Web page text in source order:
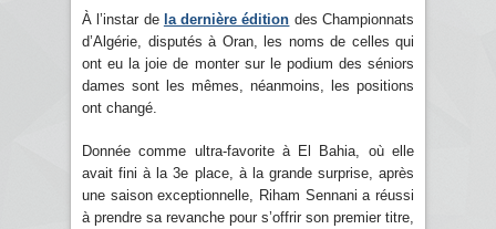
À l’instar de la dernière édition des Championnats
d’Algérie, disputés à Oran, les noms de celles qui
ont eu la joie de monter sur le podium des séniors
dames sont les mêmes, néanmoins, les positions
ont changé.
Donnée comme ultra-favorite à El Bahia, où elle
avait fini à la 3e place, à la grande surprise, après
une saison exceptionnelle, Riham Sennani a réussi
à prendre sa revanche pour s’offrir son premier titre,